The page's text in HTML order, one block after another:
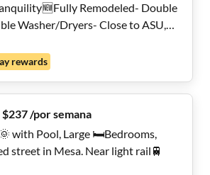
Remodeled- Double
Washer/Dryers- Close to ASU,
rewards
/por semana
with Pool, Large 🛏️Bedrooms,
street in Mesa. Near light rail🚆